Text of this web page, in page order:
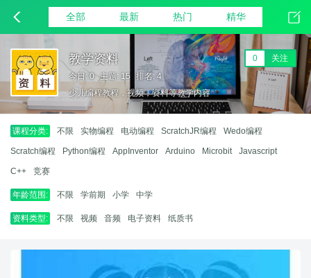
全部 最新 热门 精华
教学资料
今日: 0 主题: 15 排名: 4
0 关注
少儿编程教程，视频，资料等教学内容
课程分类: 不限 实物编程 电动编程 ScratchJR编程 Wedo编程
Scratch编程 Python编程 AppInventor Arduino Microbit Javascript
C++ 竞赛
年龄范围: 不限 学前期 小学 中学
资料类型: 不限 视频 音频 电子资料 纸质书